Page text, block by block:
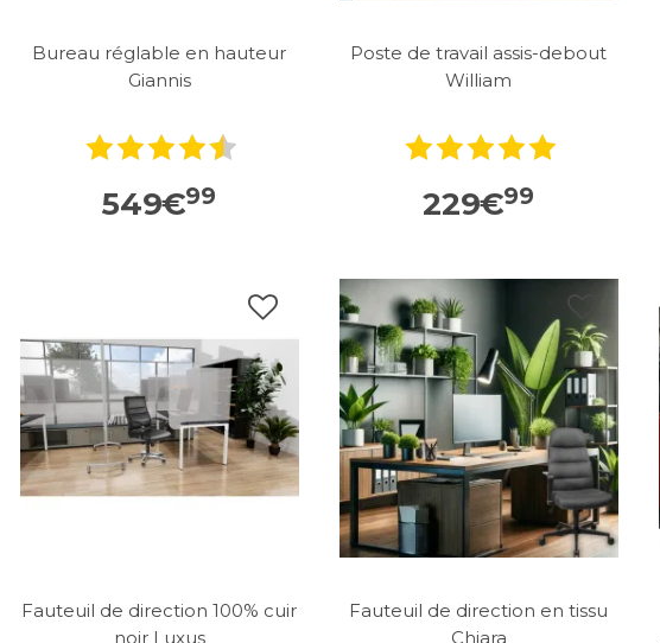
Bureau réglable en hauteur
Giannis
549€99
Poste de travail assis-debout
William
229€99
Fauteuil de direction 100% cuir
noir Luxus
Fauteuil de direction en tissu
Chiara